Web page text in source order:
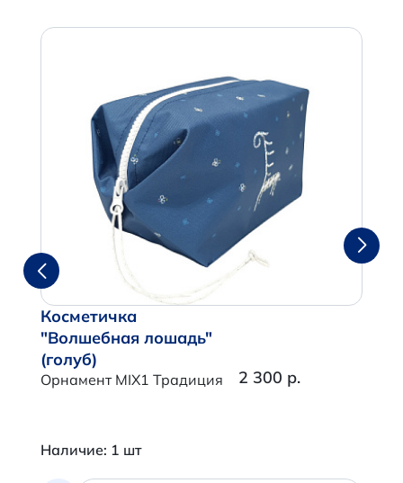
Косметичка
"Волшебная лошадь"
(голуб)
Орнамент MIX1 Традиция 2 300 р.
Наличие: 1 шт